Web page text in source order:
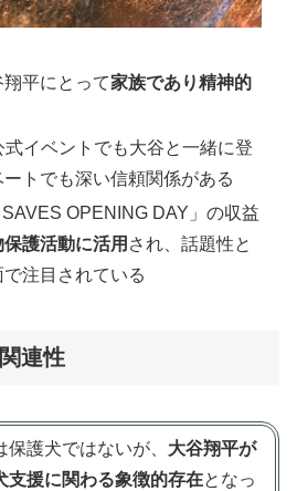
平にとって家族であり精神的
式イベントでも大谷と一緒に登
トでも深い信頼関係がある
OPENING DAY」の収益
護活動に活用 され、話題性と
注目されている
連性
護犬ではないが、 大谷翔平が
支援に関わる象徴的存在となっ